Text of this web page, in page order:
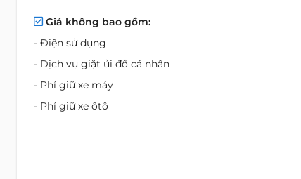
Giá không bao gồm:
- Điện sử dụng
- Dịch vụ giặt ủi đồ cá nhân
- Phí giữ xe máy
- Phí giữ xe ôtô